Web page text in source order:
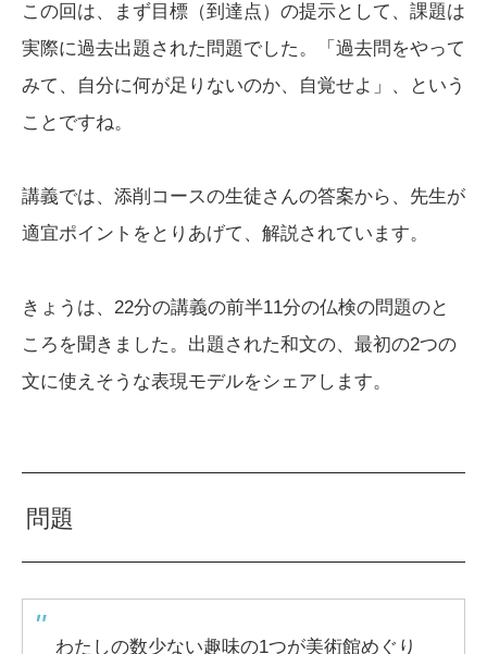
この回は、まず目標（到達点）の提示として、課題は
実際に過去出題された問題でした。「過去問をやって
みて、自分に何が足りないのか、自覚せよ」、という
ことですね。
講義では、添削コースの生徒さんの答案から、先生が
適宜ポイントをとりあげて、解説されています。
きょうは、22分の講義の前半11分の仏検の問題のと
ころを聞きました。出題された和文の、最初の2つの
文に使えそうな表現モデルをシェアします。
問題
わたしの数少ない趣味の1つが美術館めぐり